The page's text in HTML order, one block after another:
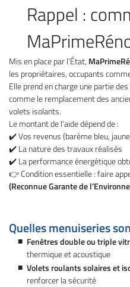
Rappel :
Mis en place par l’État,
les propriétaires, occupants
Elle prend en charge une partie
comme le remplacement des
volets isolants.
Le montant de l’aide dépend de :
✔️ Vos revenus (barème bleu,
✔️ La nature des travaux réalisés
✔️ La performance énergétique
👉 Condition essentielle : faire
(Reconnue Garante de
Quelles menuiseries
Fenêtres double ou triple
thermique et acoustique
Volets roulants solaires et
renforcer la sécurité